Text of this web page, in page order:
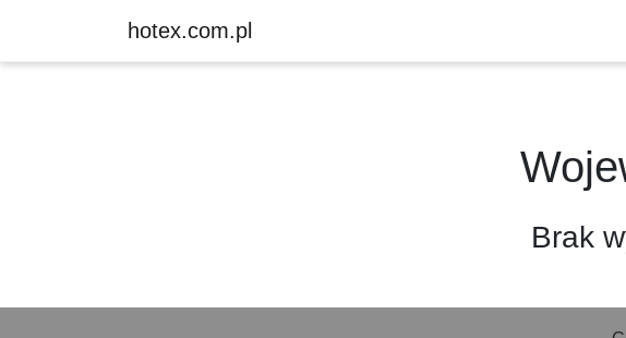
hotex.com.pl
Brak